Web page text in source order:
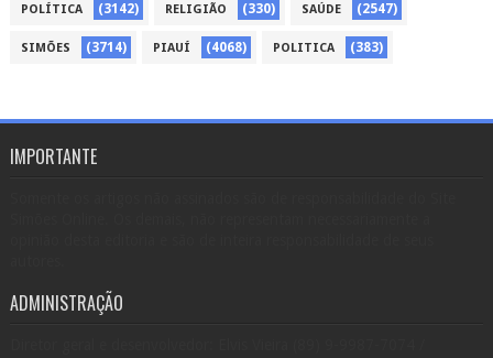
POLÍTICA (3142) RELIGIÃO (330) SAÚDE (2547)
SIMÕES (3714) PIAUÍ (4068) POLITICA (383)
IMPORTANTE
ADMINISTRAÇÃO